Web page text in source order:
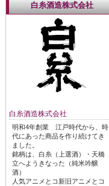
白糸酒造株式会社
白糸酒造株式会社
明和4年創業 江戸時代から、時
代にあった商品を作り続けてき
ました。
銘柄は、白糸（上選酒）・天橋
立へようきなった（純米吟醸
酒）
人気アニメとコ新旧アニメとコ